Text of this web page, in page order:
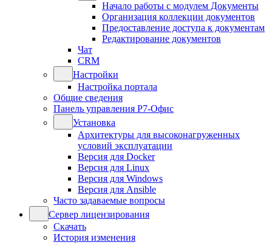
Начало работы с модулем Документы
Организация коллекции документов
Предоставление доступа к документам
Редактирование документов
Чат
CRM
Настройки
Настройка портала
Общие сведения
Панель управления Р7-Офис
Установка
Архитектуры для высоконагруженных
условий эксплуатации
Версия для Docker
Версия для Linux
Версия для Windows
Версия для Ansible
Часто задаваемые вопросы
Сервер лицензирования
Скачать
История изменения